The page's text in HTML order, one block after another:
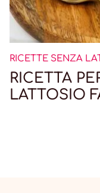
RICETTE SENZA
RICETTA
LATTOSIO